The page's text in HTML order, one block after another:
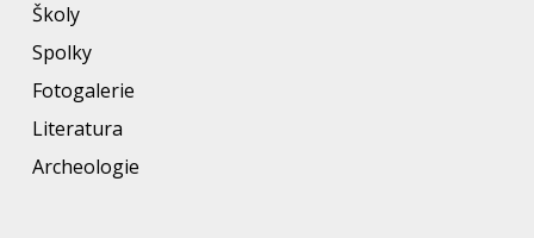
Školy
Spolky
Fotogalerie
Literatura
Archeologie